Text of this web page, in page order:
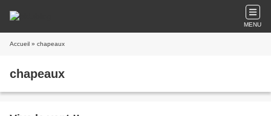
MENU
Accueil » chapeaux
chapeaux